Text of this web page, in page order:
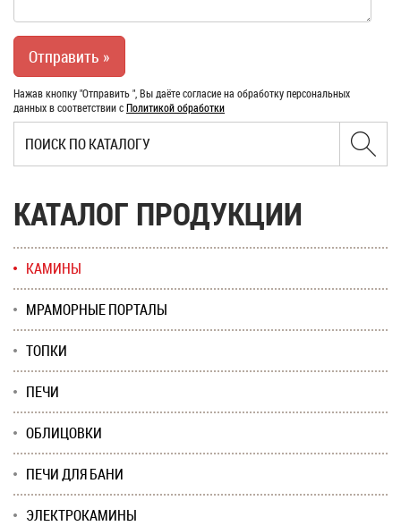
Нажав кнопку "Отправить ", Вы даёте согласие на обработку персональных
данных в соответствии сПолитикой обработки
КАТАЛОГ ПРОДУКЦИИ
КАМИНЫ
МРАМОРНЫЕ ПОРТАЛЫ
ТОПКИ
ПЕЧИ
ОБЛИЦОВКИ
ПЕЧИ ДЛЯ БАНИ
ЭЛЕКТРОКАМИНЫ